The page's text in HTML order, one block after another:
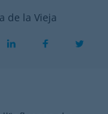
de la Vieja